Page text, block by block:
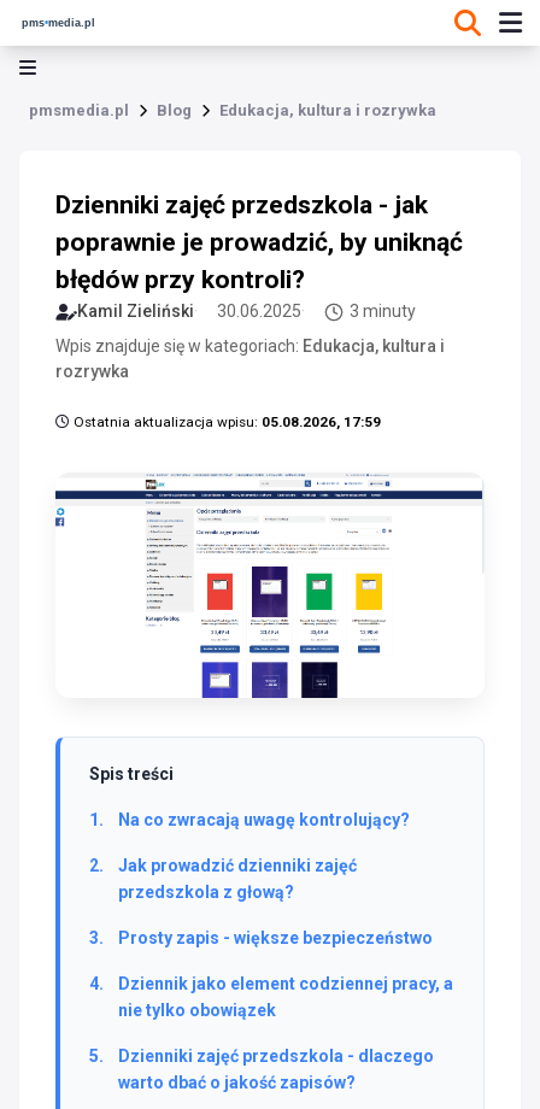
pmsmedia.pl Blog Edukacja, kultura i rozrywka
Dzienniki zajęć przedszkola - jak
poprawnie je prowadzić, by uniknąć
błędów przy kontroli?
Kamil Zieliński 30.06.2025
3 minuty
Wpis znajduje się w kategoriach: Edukacja, kultura i
rozrywka
Ostatnia aktualizacja wpisu: 05.08.2026, 17:59
Spis treści
Na co zwracają uwagę kontrolujący?
Jak prowadzić dzienniki zajęć
przedszkola z głową?
Prosty zapis - większe bezpieczeństwo
Dziennik jako element codziennej pracy, a
nie tylko obowiązek
Dzienniki zajęć przedszkola - dlaczego
warto dbać o jakość zapisów?